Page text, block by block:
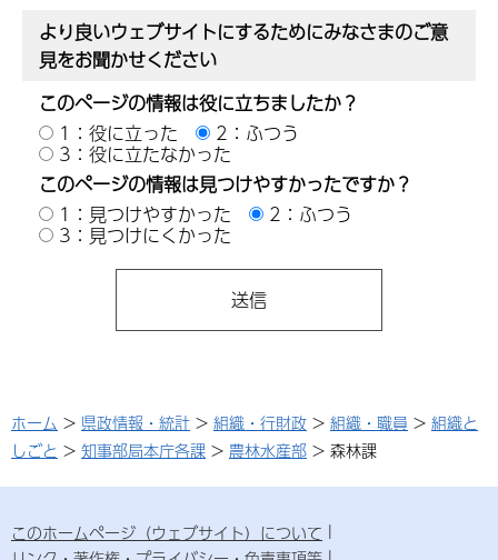
より良いウェブサイトにするためにみなさまのご意
見をお聞かせください
このページの情報は役に立ちましたか？
1：役に立った
2：ふつう
3：役に立たなかった
このページの情報は見つけやすかったですか？
1：見つけやすかった
2：ふつう
3：見つけにくかった
ホーム > 県政情報・統計 > 組織・行財政 > 組織・職員 > 組織と
しごと > 知事部局本庁各課 > 農林水産部 > 森林課
このホームページ（ウェブサイト）について